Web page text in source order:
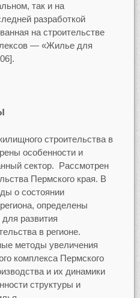
так и на
разработкой
на строительстве
— «Жилье для
строительства в
особенности и
сектор. Рассмотрен
Пермского края. В
о состоянии
определены
развития
в регионе.
методы увеличения
комплекса Пермского
и их динамики
структуры и